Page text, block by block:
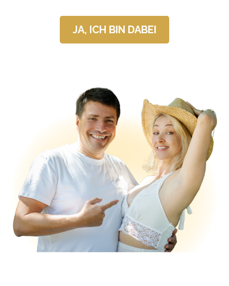
JA, ICH BIN DABEI